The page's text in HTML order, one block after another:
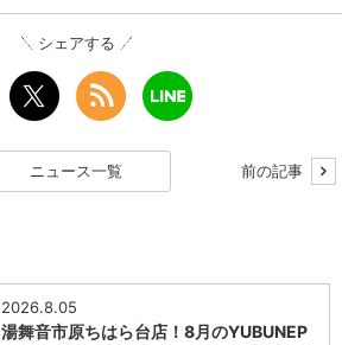
シェアする
ニュース一覧 前の記事
2026.8.05
湯舞音市原ちはら台店！8月のYUBUNEP